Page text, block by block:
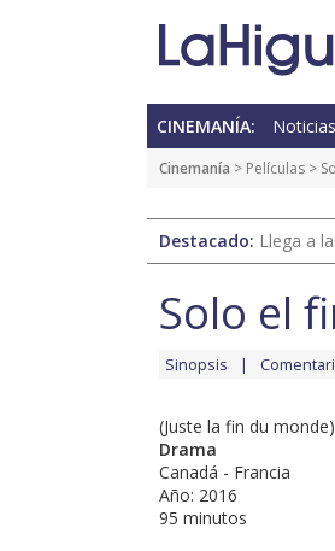
CINEMANÍA:
Cinemanía > Películas >
Destacado: Llega a
Solo el
Sinopsis
(Juste la fin du monde)
Drama
Canadá - Francia
Año: 2016
95 minutos